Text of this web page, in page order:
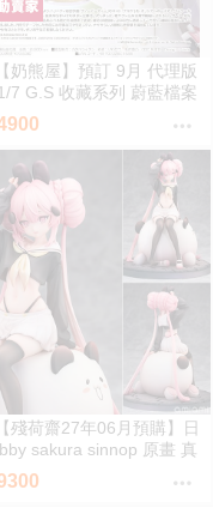
【奶熊屋】預訂 9月 代理版
7 G.S 收藏系列 蔚藍檔案
微笑 0922
【殘荷齋27年06月預購】日
sakura sinnop 原畫 真
私服Ver 1/6 一般版